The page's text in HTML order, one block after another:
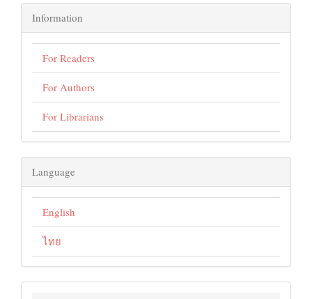
Information
For Readers
For Authors
For Librarians
Language
English
ไทย